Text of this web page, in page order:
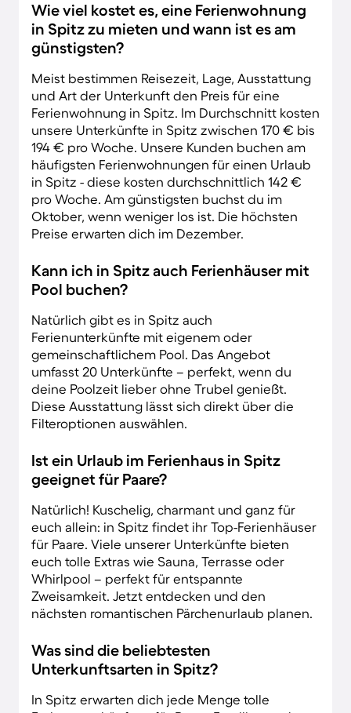
Wie viel kostet es, eine Ferienwohnung
in Spitz zu mieten und wann ist es am
günstigsten?
Meist bestimmen Reisezeit, Lage, Ausstattung
und Art der Unterkunft den Preis für eine
Ferienwohnung in Spitz. Im Durchschnitt kosten
unsere Unterkünfte in Spitz zwischen 170 € bis
194 € pro Woche. Unsere Kunden buchen am
häufigsten Ferienwohnungen für einen Urlaub
in Spitz - diese kosten durchschnittlich 142 €
pro Woche. Am günstigsten buchst du im
Oktober, wenn weniger los ist. Die höchsten
Preise erwarten dich im Dezember.
Kann ich in Spitz auch Ferienhäuser mit
Pool buchen?
Natürlich gibt es in Spitz auch
Ferienunterkünfte mit eigenem oder
gemeinschaftlichem Pool. Das Angebot
umfasst 20 Unterkünfte – perfekt, wenn du
deine Poolzeit lieber ohne Trubel genießt.
Diese Ausstattung lässt sich direkt über die
Filteroptionen auswählen.
Ist ein Urlaub im Ferienhaus in Spitz
geeignet für Paare?
Natürlich! Kuschelig, charmant und ganz für
euch allein: in Spitz findet ihr Top-Ferienhäuser
für Paare. Viele unserer Unterkünfte bieten
euch tolle Extras wie Sauna, Terrasse oder
Whirlpool – perfekt für entspannte
Zweisamkeit. Jetzt entdecken und den
nächsten romantischen Pärchenurlaub planen.
Was sind die beliebtesten
Unterkunftsarten in Spitz?
In Spitz erwarten dich jede Menge tolle